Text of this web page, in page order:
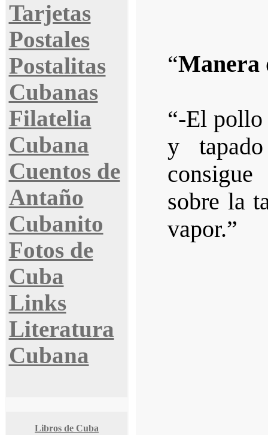
Tarjetas
Postales
Postalitas
Cubanas
Filatelia
Cubana
Cuentos de
Antaño
Cubanito
Fotos de
Cuba
Links
Literatura
Cubana
Libros de Cuba
“Manera
“-El pollo
y
sobre la
vapor.”